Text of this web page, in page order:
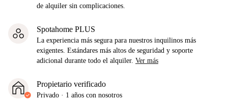
de alquiler sin complicaciones.
Spotahome PLUS
La experiencia más segura para nuestros inquilinos más
exigentes. Estándares más altos de seguridad y soporte
adicional durante todo el alquiler. Ver más
Propietario verificado
Privado · 1 años con nosotros